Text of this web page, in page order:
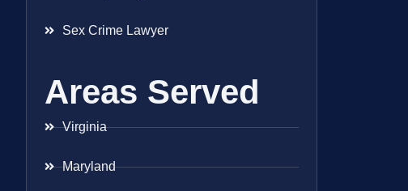
Sex Crime Lawyer
Areas Served
Virginia
Maryland